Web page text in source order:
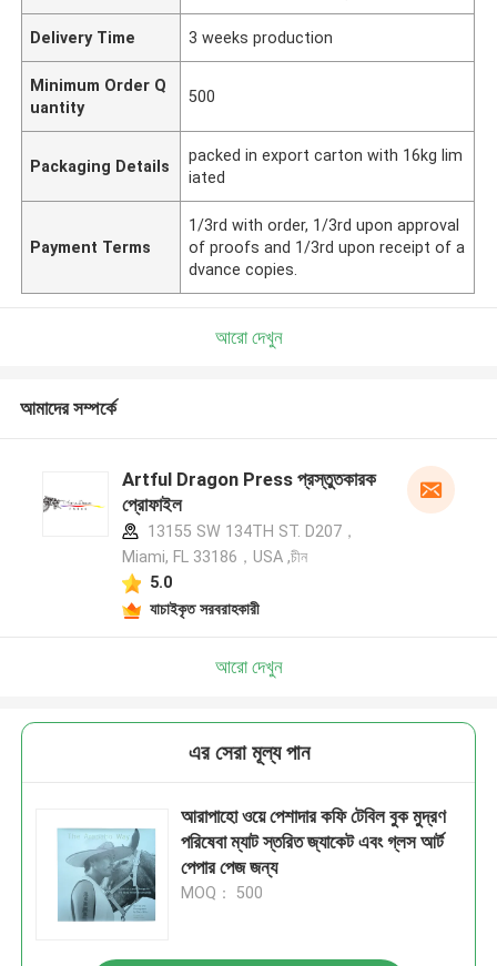
Delivery Time 3 weeks production
Minimum Order Q
uantity
500
Packaging Details
packed in export carton with 16kg lim
iated
Payment Terms
1/3rd with order, 1/3rd upon approval
of proofs and 1/3rd upon receipt of a
dvance copies.
আরো দেখুন
আমাদের সম্পর্কে
Artful Dragon Press প্রস্তুতকারক
প্রোফাইল
13155 SW 134TH ST. D207，
Miami, FL 33186，USA ,চীন
5.0
যাচাইকৃত সরবরাহকারী
আরো দেখুন
এর সেরা মূল্য পান
আরাপাহো ওয়ে পেশাদার কফি টেবিল বুক মুদ্রণ
পরিষেবা ম্যাট স্তরিত জ্যাকেট এবং গ্লস আর্ট
পেপার পেজ জন্য
MOQ： 500